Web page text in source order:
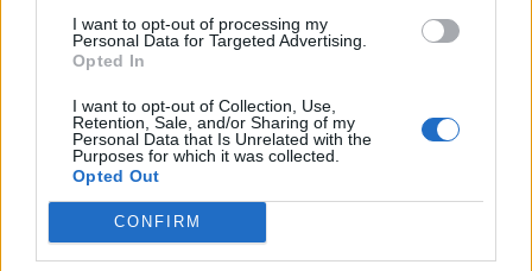
I want to opt-out of processing my
Personal Data for Targeted Advertising.
Opted In
I want to opt-out of Collection, Use,
Retention, Sale, and/or Sharing of my
Personal Data that Is Unrelated with the
Purposes for which it was collected.
Opted Out
CONFIRM
Altri articoli che potrebbero piacerti